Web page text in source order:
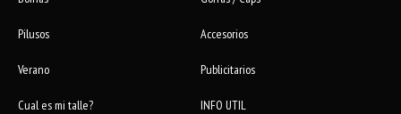
Pilusos Accesorios
Verano Publicitarios
Cual es mi talle? INFO UTIL